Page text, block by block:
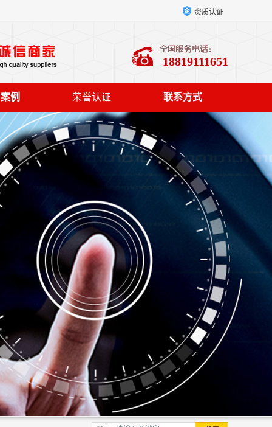
资质认证
18819111651
例 荣誉认证 联系方式